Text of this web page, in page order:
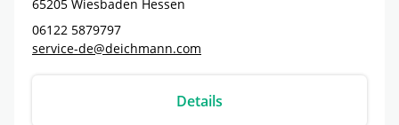
65205 Wiesbaden Hessen
06122 5879797
service-de@deichmann.com
Details